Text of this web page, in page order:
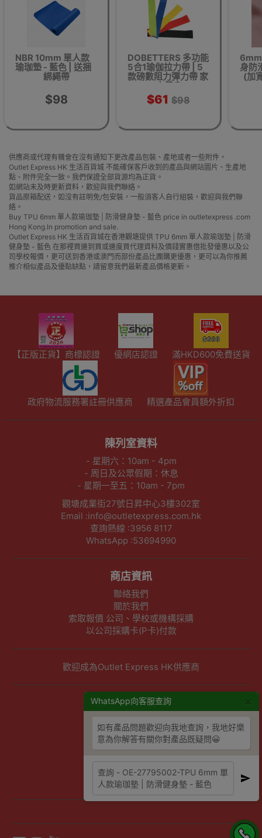
NBR 10mm 單人款
瑜珈墊 - 藍色 | 送捆
綁繩帶
$98
DOBETTERS 多功能
5合1瑜伽拉力帶 | 5
款磅數阻力彈力帶 家
中健身
$61 $98
身防
(加
供應商或代理有機會在沒有通知下更改產品包裝、產地或者一些附件，
Outlet Express HK 生活百貨城 不能確保客戶收到的產品與網站圖片、生產地
點、附件完全一致。我們保證全部貨源均為正貨。
如網站未及時更新資料，歡迎與我們聯絡。
貨品原箱配送，如沒有註明免/包安裝，一般須客人自行組裝，歡迎與我們聯
絡。
Buy TPU 6mm 單人款瑜珈墊 | 防滑健身墊 - 藍色 price in outletexpress .com
Hong Kong.In promotion and sale.
Outlet Express HK 生活百貨城在香港觀塘提供 TPU 6mm 單人款瑜珈墊 | 防滑
健身墊 - 藍色 在那裡買邊到買或邊度買代理資料及價錢實惠借批發優惠以及公
司學校報價，更可送到香港或澳門而部份產品比團購更優惠，更可以為你推薦
推介相似產品及優點缺點，請留意我們最新產品價格更新。
WhatsApp向客服查詢
如有產品問題歡迎向我地查詢，我地好樂
意為你解答有關你對產品既疑問😀
【正版正貨】商標認證 優網店認證 滿HKD600免費送貨
政府物流服務署註冊供應商 精選產品會員額外折扣
陳列室資料
- 星期六：10am - 4pm
- 周日及公眾假期：休息
- 星期一至五：10am - 7pm
觀塘成業街27號日昇中心3樓302室
Email :info@outletexpress.com.hk
查詢熱線 :3956 8117
WhatsApp :53694990
商店資訊
聯絡我們
關於我們
索取報價 公司、學校或機構採購
以公司採購卡(P卡)付款
歡迎成為Outlet Express HK供應商
其他資訊
隱私權及條款聲明
保養條款及更換政策
條款及細則
網站地圖